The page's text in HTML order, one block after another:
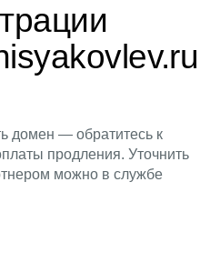
домен — обратитесь к
продления. Уточнить
можно в службе